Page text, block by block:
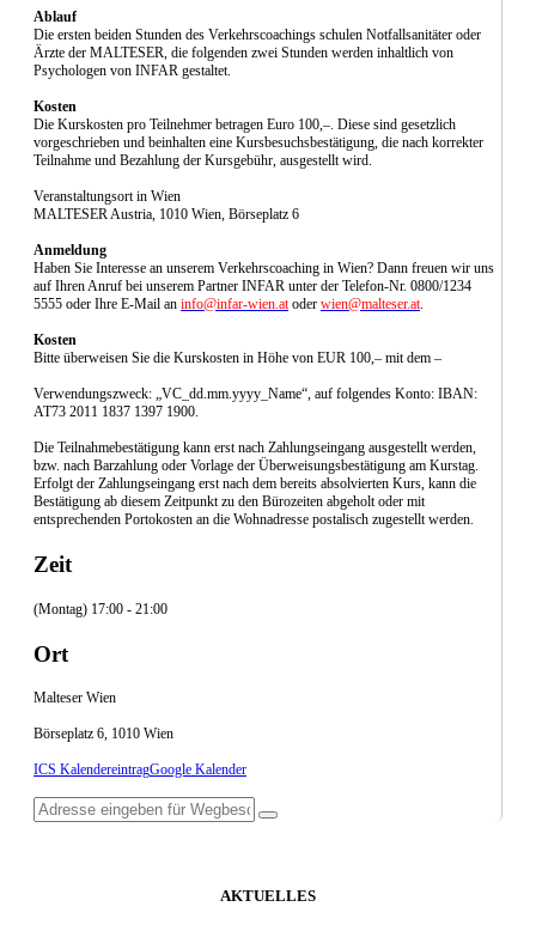
Ablauf
Die ersten beiden Stunden des Verkehrscoachings schulen Notfallsanitäter oder
Ärzte der MALTESER, die folgenden zwei Stunden werden inhaltlich von
Psychologen von INFAR gestaltet.
Kosten
Die Kurskosten pro Teilnehmer betragen Euro 100,–. Diese sind gesetzlich
vorgeschrieben und beinhalten eine Kursbesuchsbestätigung, die nach korrekter
Teilnahme und Bezahlung der Kursgebühr, ausgestellt wird.
Veranstaltungsort in Wien
MALTESER Austria, 1010 Wien, Börseplatz 6
Anmeldung
Haben Sie Interesse an unserem Verkehrscoaching in Wien? Dann freuen wir uns
auf Ihren Anruf bei unserem Partner INFAR unter der Telefon-Nr. 0800/1234
5555 oder Ihre E-Mail an info@infar-wien.atoder wien@malteser.at.
Kosten
Bitte überweisen Sie die Kurskosten in Höhe von EUR 100,– mit dem –
Verwendungszweck: „VC_dd.mm.yyyy_Name“, auf folgendes Konto: IBAN:
AT73 2011 1837 1397 1900.
Die Teilnahmebestätigung kann erst nach Zahlungseingang ausgestellt werden,
bzw. nach Barzahlung oder Vorlage der Überweisungsbestätigung am Kurstag.
Erfolgt der Zahlungseingang erst nach dem bereits absolvierten Kurs, kann die
Bestätigung ab diesem Zeitpunkt zu den Bürozeiten abgeholt oder mit
entsprechenden Portokosten an die Wohnadresse postalisch zugestellt werden.
Zeit
(Montag) 17:00 - 21:00
Ort
Malteser Wien
Börseplatz 6, 1010 Wien
ICS KalendereintragGoogle Kalender
AKTUELLES